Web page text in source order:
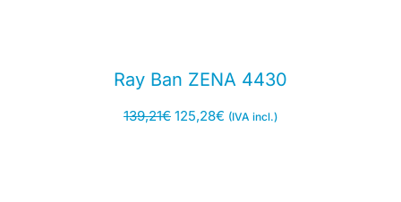
Ray Ban ZENA 4430
139,21€ 125,28€ (IVA incl.)